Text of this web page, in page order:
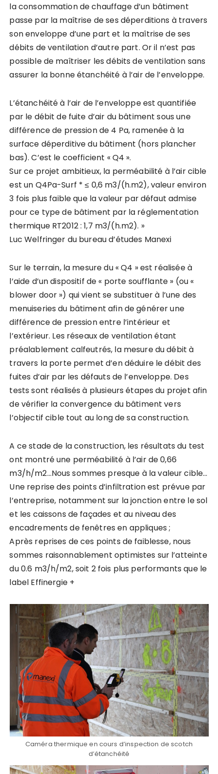
la consommation de chauffage d’un bâtiment
passe par la maîtrise de ses déperditions à travers
son enveloppe d’une part et la maîtrise de ses
débits de ventilation d’autre part. Or il n’est pas
possible de maîtriser les débits de ventilation sans
assurer la bonne étanchéité à l’air de l’enveloppe.
L’étanchéité à l’air de l’enveloppe est quantifiée
par le débit de fuite d’air du bâtiment sous une
différence de pression de 4 Pa, ramenée à la
surface déperditive du bâtiment (hors plancher
bas). C’est le coefficient « Q4 ».
Sur ce projet ambitieux, la perméabilité à l’air cible
est un Q4Pa-Surf * ≤ 0,6 m3/(h.m2), valeur environ
3 fois plus faible que la valeur par défaut admise
pour ce type de bâtiment par la réglementation
thermique RT2012 : 1,7 m3/(h.m2). »
Luc Welfringer du bureau d’études Manexi
Sur le terrain, la mesure du « Q4 » est réalisée à
l’aide d’un dispositif de « porte soufflante » (ou «
blower door ») qui vient se substituer à l’une des
menuiseries du bâtiment afin de générer une
différence de pression entre l’intérieur et
l’extérieur. Les réseaux de ventilation étant
préalablement calfeutrés, la mesure du débit à
travers la porte permet d’en déduire le débit des
fuites d’air par les défauts de l’enveloppe. Des
tests sont réalisés à plusieurs étapes du projet afin
de vérifier la convergence du bâtiment vers
l’objectif cible tout au long de sa construction.
A ce stade de la construction, les résultats du test
ont montré une perméabilité à l’air de 0,66
m3/h/m2…Nous sommes presque à la valeur cible…
Une reprise des points d’infiltration est prévue par
l’entreprise, notamment sur la jonction entre le sol
et les caissons de façades et au niveau des
encadrements de fenêtres en appliques ;
Après reprises de ces points de faiblesse, nous
sommes raisonnablement optimistes sur l’atteinte
du 0.6 m3/h/m2, soit 2 fois plus performants que le
label Effinergie +
Caméra thermique en cours d’inspection de scotch
d’étanchéité